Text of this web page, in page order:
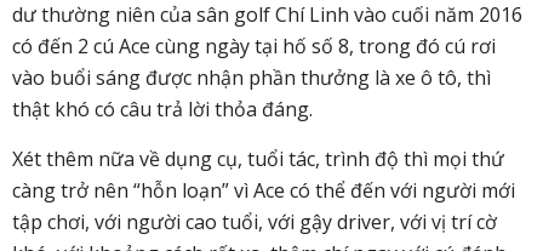
dư thường niên của sân golf Chí Linh vào cuối năm 2016
có đến 2 cú Ace cùng ngày tại hố số 8, trong đó cú rơi
vào buổi sáng được nhận phần thưởng là xe ô tô, thì
thật khó có câu trả lời thỏa đáng.
Xét thêm nữa về dụng cụ, tuổi tác, trình độ thì mọi thứ
càng trở nên “hỗn loạn” vì Ace có thể đến với người mới
tập chơi, với người cao tuổi, với gậy driver, với vị trí cờ